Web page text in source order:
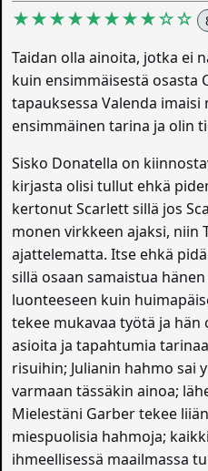
★★★★★★★★☆☆
Taidan olla ainoita, jotka ei
kuin ensimmäisestä osasta
tapauksessa Valenda
ensimmäinen tarina ja olin
Sisko Donatella on
kirjasta olisi tullut ehkä
kertonut Scarlett sillä jos
monen virkkeen ajaksi, niin
ajattelematta. Itse ehkä
sillä osaan samaistua
luonteeseen kuin
tekee mukavaa työtä ja
asioita ja tapahtumia
risuihin; Julianin hahmo sai
varmaan tässäkin ainoa;
Mielestäni Garber tekee
miespuolisia hahmoja;
ihmeellisessä maailmassa